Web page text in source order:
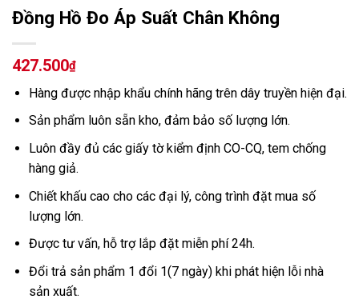
Đồng Hồ Đo Áp Suất Chân Không
427.500₫
Hàng được nhập khẩu chính hãng trên dây truyền hiện đại.
Sản phẩm luôn sẵn kho, đảm bảo số lượng lớn.
Luôn đầy đủ các giấy tờ kiểm định CO-CQ, tem chống
hàng giả.
Chiết khấu cao cho các đại lý, công trình đặt mua số
lượng lớn.
Được tư vấn, hỗ trợ lắp đặt miễn phí 24h.
Đổi trả sản phẩm 1 đổi 1(7 ngày) khi phát hiện lỗi nhà
sản xuất.